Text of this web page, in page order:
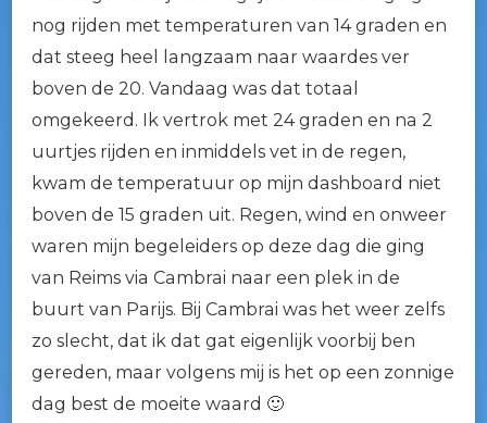
nog rijden met temperaturen van 14 graden en
dat steeg heel langzaam naar waardes ver
boven de 20. Vandaag was dat totaal
omgekeerd. Ik vertrok met 24 graden en na 2
uurtjes rijden en inmiddels vet in de regen,
kwam de temperatuur op mijn dashboard niet
boven de 15 graden uit. Regen, wind en onweer
waren mijn begeleiders op deze dag die ging
van Reims via Cambrai naar een plek in de
buurt van Parijs. Bij Cambrai was het weer zelfs
zo slecht, dat ik dat gat eigenlijk voorbij ben
gereden, maar volgens mij is het op een zonnige
dag best de moeite waard 🙂